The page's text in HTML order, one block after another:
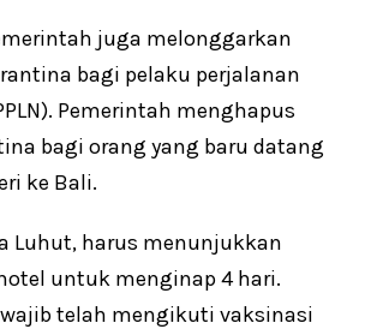
juga melonggarkan
bagi pelaku perjalanan
Pemerintah menghapus
bagi orang yang baru datang
ke Bali.
Luhut, harus menunjukkan
untuk menginap 4 hari.
telah mengikuti vaksinasi